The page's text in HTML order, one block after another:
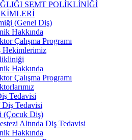
SEMT POLİKLİNİĞİ
(Genel Diş)
Hakkında
Çalışma Programı
Hekimlerimiz
Hakkında
Çalışma Programı
Tedavisi
Diş Tedavisi
(Çocuk Diş)
Altında Diş Tedavisi
Hakkında